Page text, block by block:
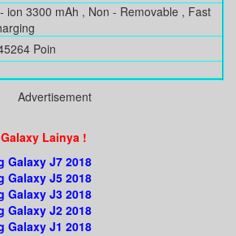
ion 3300 mAh , Non - Removable , Fast
Poin
Advertisement
Lainya !
Galaxy J7 2018
Galaxy J5 2018
Galaxy J3 2018
Galaxy J2 2018
Galaxy J1 2018